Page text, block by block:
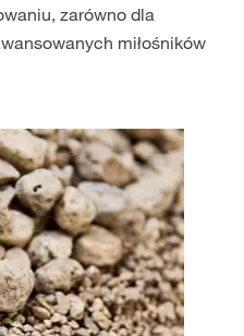
zarówno dla
miłośników